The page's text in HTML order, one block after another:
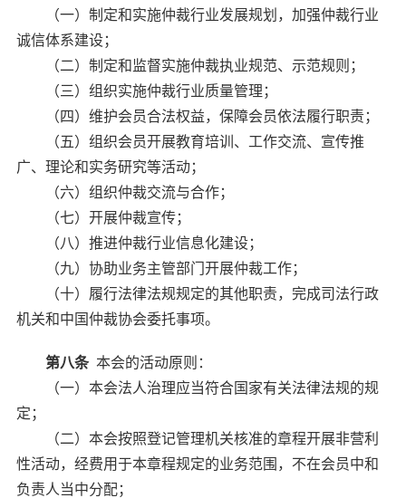
（一）制定和实施仲裁行业发展规划，加强仲裁行业
诚信体系建设；
（二）制定和监督实施仲裁执业规范、示范规则；
（三）组织实施仲裁行业质量管理；
（四）维护会员合法权益，保障会员依法履行职责；
（五）组织会员开展教育培训、工作交流、宣传推
广、理论和实务研究等活动；
（六）组织仲裁交流与合作；
（七）开展仲裁宣传；
（八）推进仲裁行业信息化建设；
（九）协助业务主管部门开展仲裁工作；
（十）履行法律法规规定的其他职责，完成司法行政
机关和中国仲裁协会委托事项。
第八条本会的活动原则：
（一）本会法人治理应当符合国家有关法律法规的规
定；
（二）本会按照登记管理机关核准的章程开展非营利
性活动，经费用于本章程规定的业务范围，不在会员中和
负责人当中分配；